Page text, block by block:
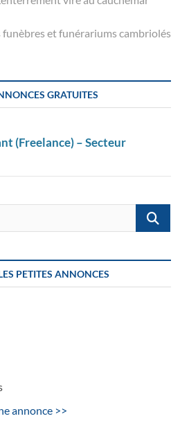
funèbres et funérariums cambriolés
GRATUITES
(Freelance) – Secteur
…
PETITES ANNONCES
annonce >>